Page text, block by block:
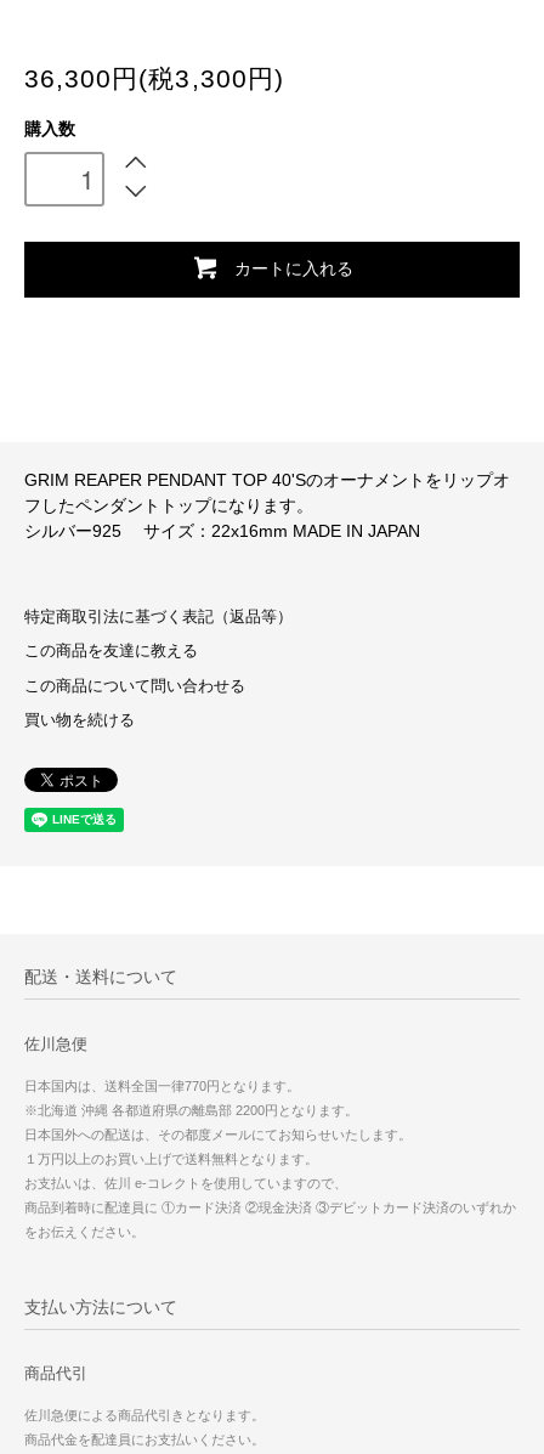
36,300円(税3,300円)
購入数
カートに入れる
GRIM REAPER PENDANT TOP 40'Sのオーナメントをリップオ
フしたペンダントトップになります。
シルバー925 サイズ：22x16mm MADE IN JAPAN
特定商取引法に基づく表記（返品等）
この商品を友達に教える
この商品について問い合わせる
買い物を続ける
配送・送料について
佐川急便
日本国内は、送料全国一律770円となります。
※北海道 沖縄 各都道府県の離島部 2200円となります。
日本国外への配送は、その都度メールにてお知らせいたします。
１万円以上のお買い上げで送料無料となります。
お支払いは、佐川 e-コレクトを使用していますので、
商品到着時に配達員に ①カード決済 ②現金決済 ③デビットカード決済のいずれか
をお伝えください。
支払い方法について
商品代引
佐川急便による商品代引きとなります。
商品代金を配達員にお支払いください。